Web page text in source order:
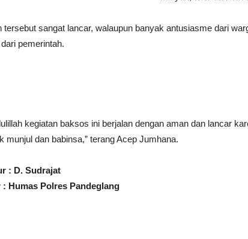
tersebut sangat lancar, walaupun banyak antusiasme dari
pemerintah.
kegiatan baksos ini berjalan dengan aman dan lancar
munjul dan babinsa,” terang Acep Jumhana.
: D. Sudrajat
: Humas Polres Pandeglang